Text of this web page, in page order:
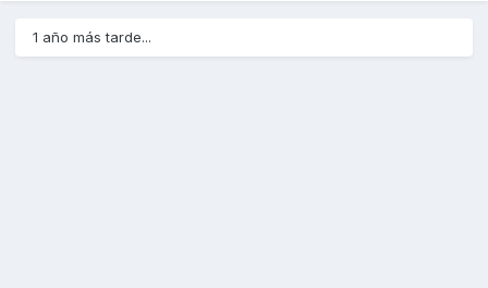
1 año más tarde...